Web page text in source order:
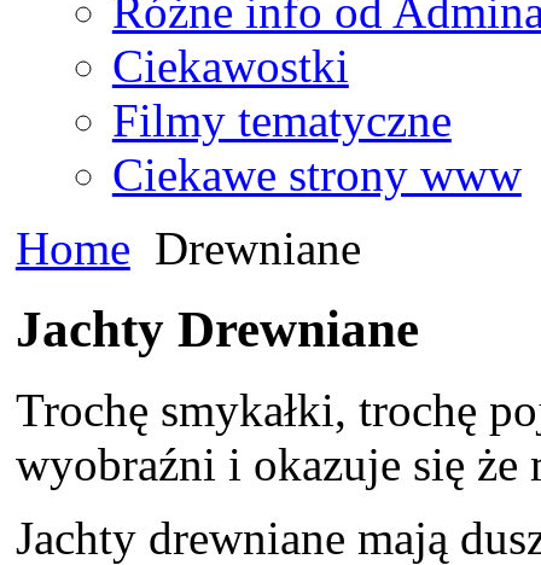
Różne info od
Ciekawostki
Filmy tematyczne
Ciekawe strony www
Home Drewniane
Jachty Drewniane
Trochę smykałki, trochę
wyobraźni i okazuje się że
Jachty drewniane mają